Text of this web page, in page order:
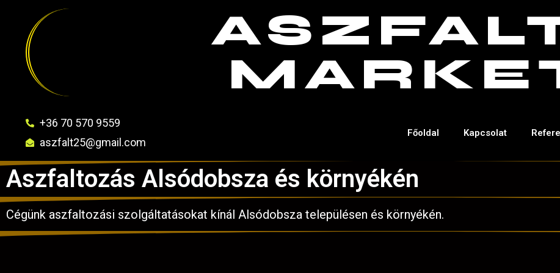
+36 70 570 9559
aszfalt25@gmail.com
Főoldal Kapcsolat
Aszfaltozás Alsódobsza és környékén
Cégünk aszfaltozási szolgáltatásokat kínál Alsódobsza településen és környékén.